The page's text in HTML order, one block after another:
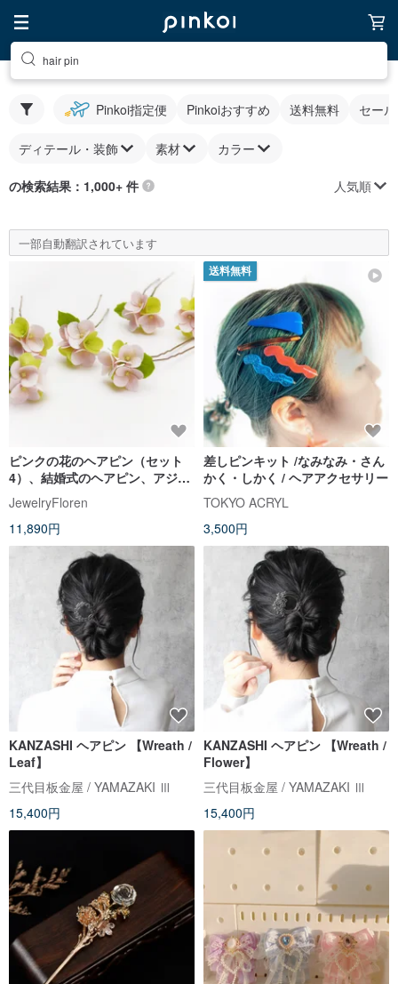
hair pin
Pinkoi指定便 Pinkoiおすすめ 送料無料 セー
ディテール・装飾 素材 カラー
の検索結果：1,000+ 件 人気順
一部自動翻訳されています
ピンクの花のヘアピン（セット
4）、結婚式のヘアピン、アジサ
イの花のヘアピン
JewelryFloren
11,890円
送料無料
差しピンキット /なみなみ・さん
かく・しかく / ヘアアクセサリー
TOKYO ACRYL
3,500円
KANZASHI ヘアピン 【Wreath /
Leaf】
三代目板金屋 / YAMAZAKI Ⅲ
15,400円
KANZASHI ヘアピン 【Wreath /
Flower】
三代目板金屋 / YAMAZAKI Ⅲ
15,400円